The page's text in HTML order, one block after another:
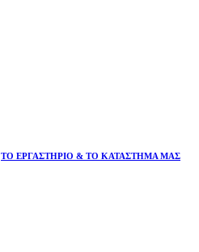
ΤΟ ΕΡΓΑΣΤΗΡΙΟ & ΤΟ ΚΑΤΑΣΤΗΜΑ ΜΑΣ